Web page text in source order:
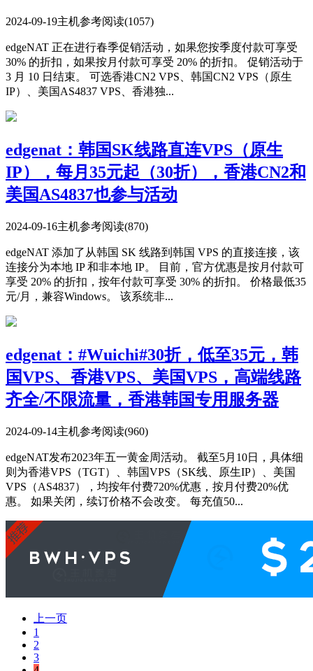
2024-09-19主机参考阅读(1057)
edgeNAT 正在进行春季促销活动，如果您按季度付款可享受
30% 的折扣，如果按月付款可享受 20% 的折扣。 促销活动于
3 月 10 日结束。 可选香港CN2 VPS、韩国CN2 VPS（原生
IP）、美国AS4837 VPS、香港独...
edgenat：韩国SK线路直连VPS（原生
IP），每月35元起（30折），香港CN2和
美国AS4837也参与活动
2024-09-16主机参考阅读(870)
edgeNAT 添加了从韩国 SK 线路到韩国 VPS 的直接连接，该
连接分为本地 IP 和非本地 IP。 目前，官方优惠是按月付款可
享受 20% 的折扣，按年付款可享受 30% 的折扣。 价格最低35
元/月，兼容Windows。 该系统非...
edgenat：#Wuichi#30折，低至35元，韩
国VPS、香港VPS、美国VPS，高端线路
齐全/不限流量，香港韩国专用服务器
2024-09-14主机参考阅读(960)
edgeNAT发布2023年五一黄金周活动。 截至5月10日，具体细
则为香港VPS（TGT）、韩国VPS（SK线、原生IP）、美国
VPS（AS4837），均按年付费720%优惠，按月付费20%优
惠。 如果关闭，续订价格不会改变。 每充值50...
上一页
1
2
3